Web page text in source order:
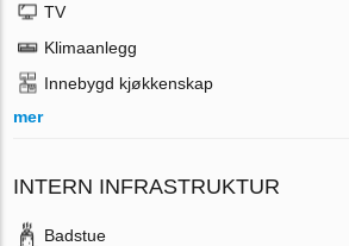
TV
Klimaanlegg
Innebygd kjøkkenskap
mer
INTERN INFRASTRUKTUR
Badstue